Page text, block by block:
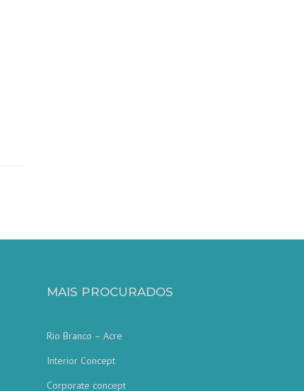
MAIS PROCURADOS
Rio Branco – Acre
Interior Concept
Corporate concept